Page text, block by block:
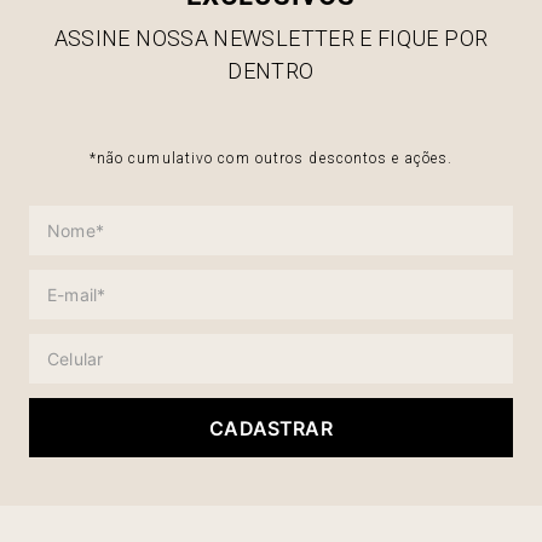
ASSINE NOSSA NEWSLETTER E FIQUE POR
DENTRO
*não cumulativo com outros descontos e ações.
CADASTRAR